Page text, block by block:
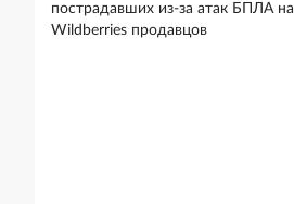
пострадавших из-за атак БПЛА на
Wildberries продавцов